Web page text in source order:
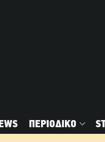
ΠΕΡΙΟΔΙΚΟ